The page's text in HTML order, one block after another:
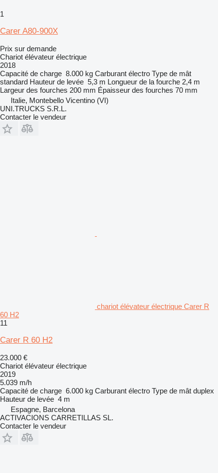
1
Carer A80-900X
Prix sur demande
Chariot élévateur électrique
2018
Capacité de charge 8.000 kg Carburant électro Type de mât
standard Hauteur de levée 5,3 m Longueur de la fourche 2,4 m
Largeur des fourches 200 mm Épaisseur des fourches 70 mm
Italie, Montebello Vicentino (VI)
UNI.TRUCKS S.R.L.
Contacter le vendeur
chariot élévateur électrique Carer R
60 H2
11
Carer R 60 H2
23.000 €
Chariot élévateur électrique
2019
5.039 m/h
Capacité de charge 6.000 kg Carburant électro Type de mât duplex
Hauteur de levée 4 m
Espagne, Barcelona
ACTIVACIONS CARRETILLAS SL.
Contacter le vendeur